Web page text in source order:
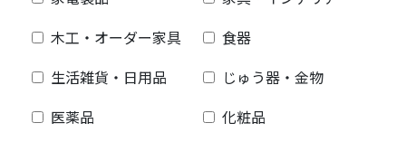
木工・オーダー家具
食器
生活雑貨・日用品
じゅう器・金物
医薬品
化粧品